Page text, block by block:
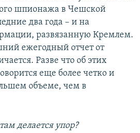
шпионажа в Чешской
два года – и на
развязанную Кремлем.
ежегодный отчет от
Разве что об этих
еще более четко и
объеме, чем в
делается упор?